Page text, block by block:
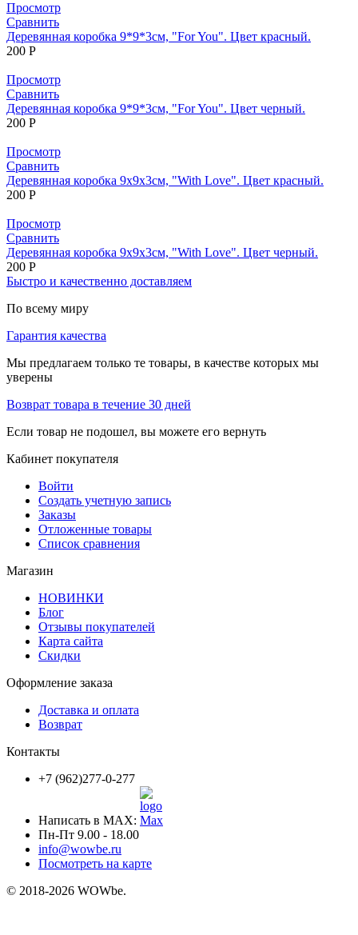
Просмотр
Сравнить
Деревянная коробка 9*9*3см, "For You". Цвет красный.
200 Р
Просмотр
Сравнить
Деревянная коробка 9*9*3см, "For You". Цвет черный.
200 Р
Просмотр
Сравнить
Деревянная коробка 9х9х3см, "With Love". Цвет красный.
200 Р
Просмотр
Сравнить
Деревянная коробка 9х9х3см, "With Love". Цвет черный.
200 Р
Быстро и качественно доставляем
По всему миру
Гарантия качества
Мы предлагаем только те товары, в качестве которых мы
уверены
Возврат товара в течение 30 дней
Если товар не подошел, вы можете его вернуть
Кабинет покупателя
Войти
Создать учетную запись
Заказы
Отложенные товары
Список сравнения
Магазин
НОВИНКИ
Блог
Отзывы покупателей
Карта сайта
Скидки
Оформление заказа
Доставка и оплата
Возврат
Контакты
+7 (962)277-0-277
Написать в MAX:
Пн-Пт 9.00 - 18.00
info@wowbe.ru
Посмотреть на карте
© 2018-2026 WOWbe.